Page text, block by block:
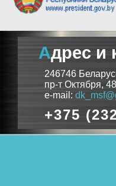
Адрес и
246746
пр-т Октября,
e-mail:
+375